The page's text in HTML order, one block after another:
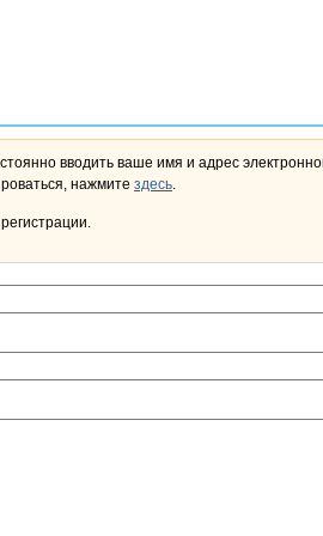
вводить ваше имя и адрес
кабинете. Чтобы зарегистрироваться, нажмите здесь.